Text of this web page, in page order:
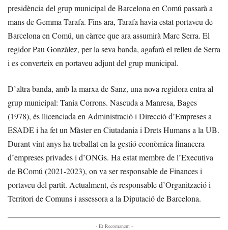
presidència del grup municipal de Barcelona en Comú passarà a
mans de Gemma Tarafa. Fins ara, Tarafa havia estat portaveu de
Barcelona en Comú, un càrrec que ara assumirà Marc Serra. El
regidor Pau Gonzàlez, per la seva banda, agafarà el relleu de Serra
i es converteix en portaveu adjunt del grup municipal.
D’altra banda, amb la marxa de Sanz, una nova regidora entra al
grup municipal: Tania Corrons. Nascuda a Manresa, Bages
(1978), és llicenciada en Administració i Direcció d’Empreses a
ESADE i ha fet un Màster en Ciutadania i Drets Humans a la UB.
Durant vint anys ha treballat en la gestió econòmica financera
d’empreses privades i d’ONGs. Ha estat membre de l’Executiva
de BComú (2021-2023), on va ser responsable de Finances i
portaveu del partit. Actualment, és responsable d’Organització i
Territori de Comuns i assessora a la Diputació de Barcelona.
- Et Recomanem -